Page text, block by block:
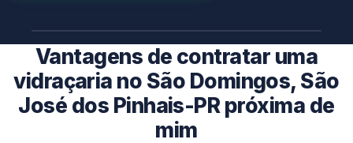
Vantagens de contratar uma
vidraçaria no São Domingos, São
José dos Pinhais-PR próxima de
mim